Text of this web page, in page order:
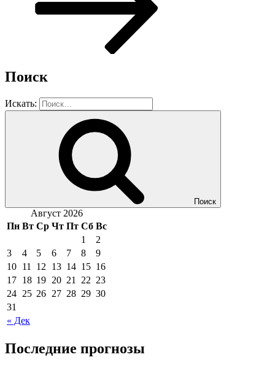
Поиск
Искать:
Поиск
Август 2026
Пн Вт Ср Чт Пт Сб Вс
« Дек
1
2
3
4 5 6 7 8
9
10 11 12 13 14 15 16
17 18 19 20 21 22 23
24 25 26 27 28 29 30
31
Последние прогнозы